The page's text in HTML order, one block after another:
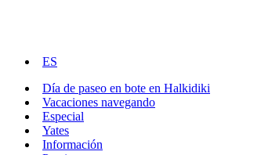
ES
Día de paseo en bote en Halkidiki
Vacaciones navegando
Especial
Yates
Información